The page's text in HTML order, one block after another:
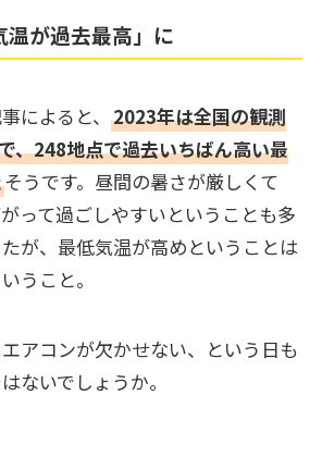
が過去最高」に
によると、 2023年は全国の観測
、248地点で過去いちばん高い最
そうです。昼間の暑さが厳しくて
って過ごしやすいということも多
が、最低気温が高めということは
うこと。
アコンが欠かせない、という日も
ないでしょうか。